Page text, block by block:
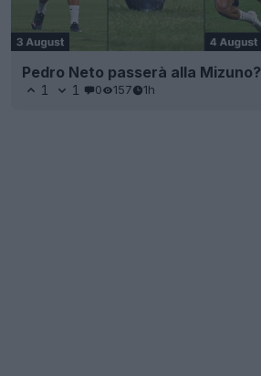
Pedro Neto passerà alla Mizuno?
1 1 0 157 1h